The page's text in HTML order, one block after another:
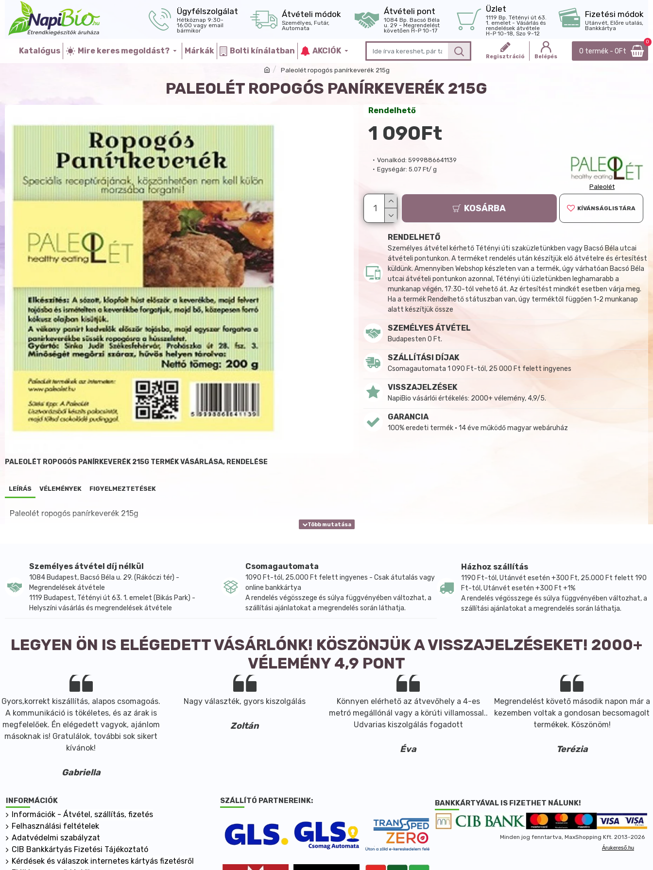
Ügyfélszolgálat
Hétköznap 9:30-
16:00 vagy email
bármikor
Átvételi módok
Személyes, Futár,
Automata
Átvételi pont
1084 Bp. Bacsó Béla
u. 29 - Megrendelést
követően H-P 10-17
Üzlet
1119 Bp. Tétényi út 63.
1. emelet - Vásárlás és
rendelések átvétele
H-P 10-18, Szo 9-12
Fizetési módok
Utánvét, Előre utalás,
Bankkártya
Katalógus Mire keres megoldást? Márkák Bolti kínálatban AKCIÓK
Regisztráció Belépés
0 termék - 0Ft
0
Paleolét ropogós panírkeverék 215g
PALEOLÉT ROPOGÓS PANÍRKEVERÉK 215G
Vonalkód: 5999886641139
Egységár: 5.07 Ft/ g
Paleolét
Rendelhető
1 090Ft
KOSÁRBA KÍVÁNSÁGLISTÁRA
RENDELHETŐ
Személyes átvétel kérhető Tétényi úti szaküzletünkben vagy Bacsó Béla utcai
átvételi pontunkon. A terméket rendelés után készítjük elő átvételre és értesítést
küldünk. Amennyiben Webshop készleten van a termék, úgy várhatóan Bacsó Béla
utcai átvételi pontunkon azonnal, Tétényi úti üzletünkben leghamarabb a
munkanap végén, 17:30-tól vehető át. Az értesítést mindkét esetben várja meg.
Ha a termék Rendelhető státuszban van, úgy terméktől függően 1-2 munkanap
alatt készítjük össze
SZEMÉLYES ÁTVÉTEL
Budapesten 0 Ft.
SZÁLLÍTÁSI DÍJAK
Csomagautomata 1 090 Ft-tól, 25 000 Ft felett ingyenes
VISSZAJELZÉSEK
NapiBio vásárlói értékelés: 2000+ vélemény, 4,9/5.
GARANCIA
100% eredeti termék • 14 éve működő magyar webáruház
PALEOLÉT ROPOGÓS PANÍRKEVERÉK 215G TERMÉK VÁSÁRLÁSA, RENDELÉSE
LEÍRÁS VÉLEMÉNYEK FIGYELMEZTETÉSEK
Paleolét ropogós panírkeverék 215g
Személyes átvétel díj nélkül
1084 Budapest, Bacsó Béla u. 29. (Rákóczi tér) -
Megrendelések átvétele
1119 Budapest, Tétényi út 63. 1. emelet (Bikás Park) -
Helyszíni vásárlás és megrendelések átvétele
Csomagautomata
1090 Ft-tól, 25.000 Ft felett ingyenes - Csak átutalás vagy
online bankkártya
A rendelés végösszege és súlya függvényében változhat, a
szállítási ajánlatokat a megrendelés során láthatja.
Házhoz szállítás
1190 Ft-tól, Utánvét esetén +300 Ft, 25.000 Ft felett 190
Ft-tól, Utánvét esetén +300 Ft +1%
A rendelés végösszege és súlya függvényében változhat, a
szállítási ajánlatokat a megrendelés során láthatja.
LEGYEN ÖN IS ELÉGEDETT VÁSÁRLÓNK! KÖSZÖNJÜK A VISSZAJELZÉSEKET! 2000+
VÉLEMÉNY 4,9 PONT
Gyors,korrekt kiszállítás, alapos csomagoás.
A kommunikáció is tökéletes, és az árak is
megfelelőek. Én elégedett vagyok, ajánlom
másoknak is! Gratulálok, további sok sikert
kívánok!
Gabriella
Nagy választék, gyors kiszolgálás
Zoltán
Könnyen elérhető az átvevőhely a 4-es
metró megállónál vagy a körúti villamossal..
Udvarias kiszolgálás fogadott
Éva
Megrendelést követő második napon már a
kezemben voltak a gondosan becsomagolt
termékek. Köszönöm!
Terézia
INFORMÁCIÓK
Információk - Átvétel, szállítás, fizetés
Felhasználási feltételek
Adatvédelmi szabályzat
CIB Bankkártyás Fizetési Tájékoztató
Kérdések és válaszok internetes kártyás fizetésről
SZÁLLÍTÓ PARTNEREINK: BANKKÁRTYÁVAL IS FIZETHET NÁLUNK!
Minden jog fenntartva, MaxShopping Kft. 2013-2026
Árukereső.hu